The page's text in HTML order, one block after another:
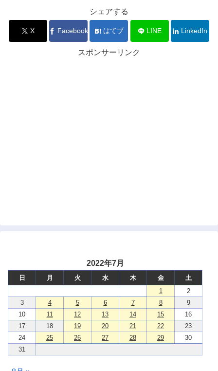
シェアする
X Facebook はてブ LINE LinkedIn
スポンサーリンク
2022年7月
日 月 火 水 木 金
土
1
2
3
4 5 6 7 8
9
10
11 12 13 14 15
16
17
18 19 20 21 22
23
24
25 26 27 28 29
30
31